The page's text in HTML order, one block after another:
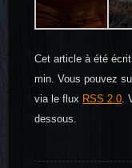
Cet article à été
min. Vous pouvez
via le flux RSS 2.0.
dessous.